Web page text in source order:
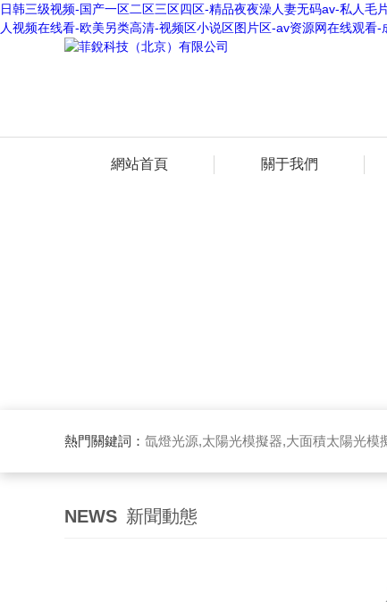
日韩三级视频-国产一区二区三区四区-精品夜夜澡人妻无码av-私人
人视频在线看-欧美另类高清-视频区小说区图片区-av资源网在线观
網站首頁 關于我們
熱門關鍵詞： 氙燈光源,太陽光模擬器,大面積太陽光模
NEWS 新聞動態